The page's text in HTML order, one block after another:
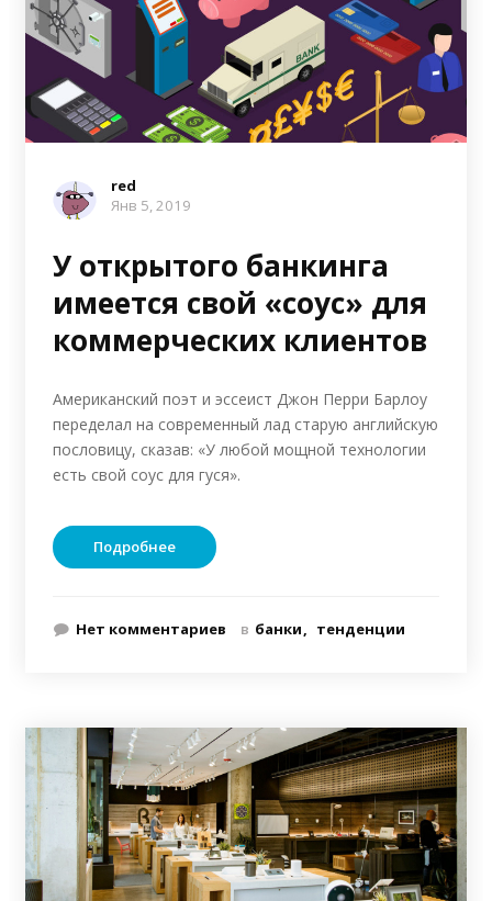
red
Янв 5, 2019
У открытого банкинга
имеется свой «соус» для
коммерческих клиентов
Американский поэт и эссеист Джон Перри Барлоу
переделал на современный лад старую английскую
пословицу, сказав: «У любой мощной технологии
есть свой соус для гуся».
Подробнее
Нет комментариев в банки тенденции